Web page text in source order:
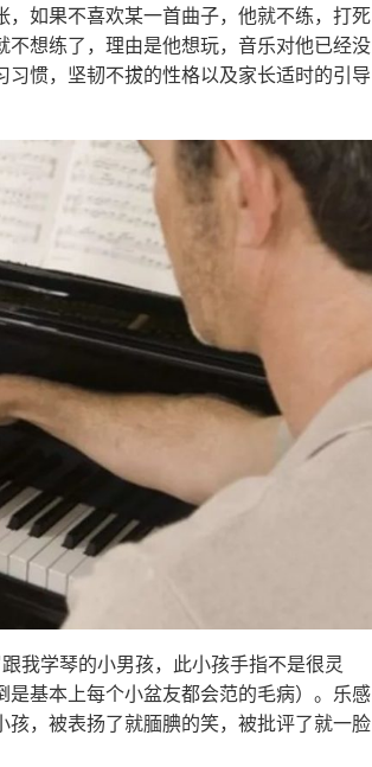
如果不喜欢某一首曲子，他就不练，打死
想练了，理由是他想玩，音乐对他已经没
惯，坚韧不拔的性格以及家长适时的引导
我学琴的小男孩，此小孩手指不是很灵
基本上每个小盆友都会范的毛病）。乐感
，被表扬了就腼腆的笑，被批评了就一脸